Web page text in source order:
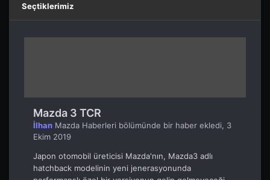
Seçtiklerimiz
Mazda 3 TCR
İlhan Mazda Haberleri bölümünde bir haber ekledi, 3
Ekim 2019
Japon otomobil üreticisi Mazda'nın, Mazda3 adlı
hatchback modelinin yeni jenerasyonunda